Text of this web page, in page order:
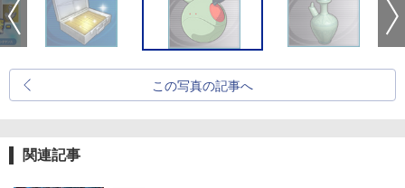
この写真の記事へ
関連記事